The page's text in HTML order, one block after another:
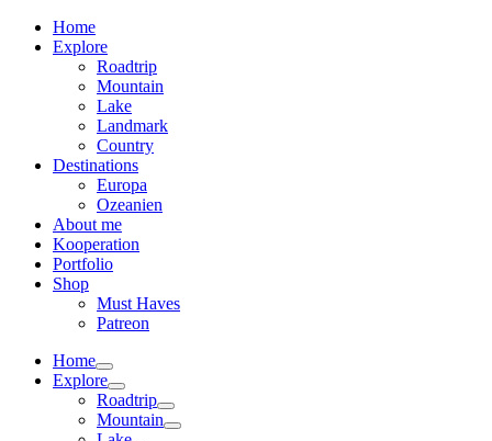
Home
Explore
Roadtrip
Mountain
Lake
Landmark
Country
Destinations
Europa
Ozeanien
About me
Kooperation
Portfolio
Shop
Must Haves
Patreon
Home
Explore
Roadtrip
Mountain